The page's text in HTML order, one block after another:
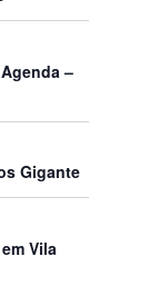
–
Gigante
Vila